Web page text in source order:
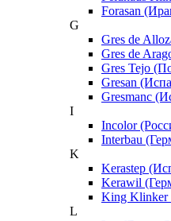
Forasan
G
Gres de
Gres de
Gres Tejo
Gresan
Gresmanc
I
Incolor
Interbau
K
Kerastep
Kerawil
King
L